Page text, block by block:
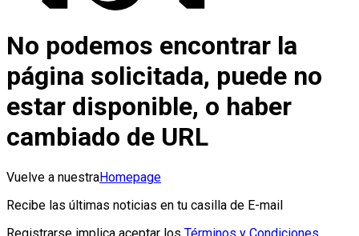
No podemos encontrar la
página solicitada, puede no
estar disponible, o haber
cambiado de URL
Vuelve a nuestraHomepage
Recibe las últimas noticias en tu casilla de E-mail